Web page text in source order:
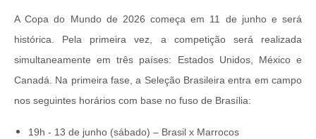
A Copa do Mundo de 2026 começa em 11 de junho e será
histórica. Pela primeira vez, a competição será realizada
simultaneamente em três países: Estados Unidos, México e
Canadá. Na primeira fase, a Seleção Brasileira entra em campo
nos seguintes horários com base no fuso de Brasília:
19h - 13 de junho (sábado) – Brasil x Marrocos